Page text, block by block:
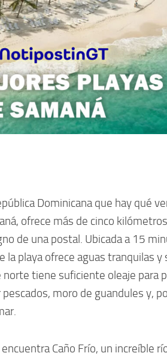
Dominicana que hay qué
ofrece más de cinco
de una postal. Ubicada a 15
playa ofrece aguas tranquilas y
tiene suficiente oleaje para
moro de guandules y,
Caño Frío, un increíble